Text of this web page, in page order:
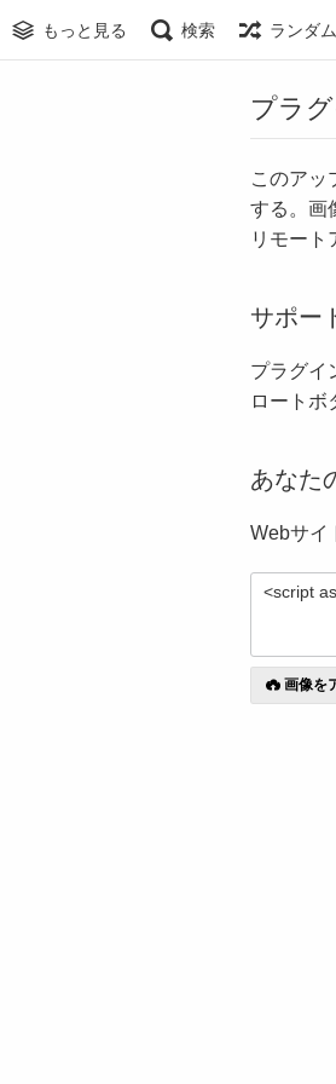
もっと見る 検索 ランダム
プラ
このアッ
する。画
リモート
サポー
プラグイ
ロートボ
あなた
Webサイ
画像を